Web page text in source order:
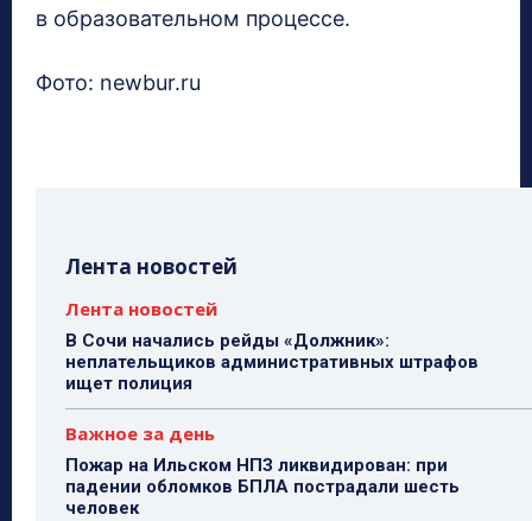
в образовательном процессе.
Фото: newbur.ru
Лента новостей
Лента новостей
В Сочи начались рейды «Должник»:
неплательщиков административных штрафов
ищет полиция
Важное за день
Пожар на Ильском НПЗ ликвидирован: при
падении обломков БПЛА пострадали шесть
человек